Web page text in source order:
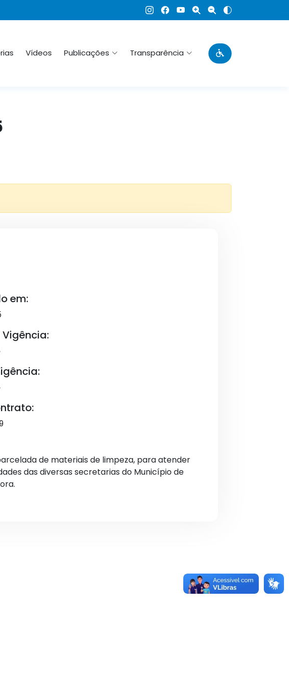
Vídeos Publicações Transparência
em:
de materiais de limpeza, para atender
das diversas secretarias do Município de